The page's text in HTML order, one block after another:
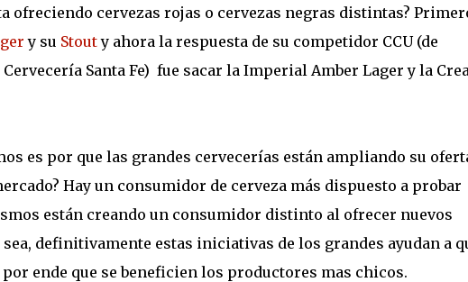
ofreciendo cervezas rojas o cervezas negras distintas?
y su Stouty ahora la respuesta de su competidor CCU (de
Santa Fe) fue sacar la Imperial Amber Lager y la
es por que las grandes cervecerías están ampliando su
Hay un consumidor de cerveza más dispuesto a probar
están creando un consumidor distinto al ofrecer nuevos
sea, definitivamente estas iniciativas de los grandes ayudan a
ende que se beneficien los productores mas chicos.